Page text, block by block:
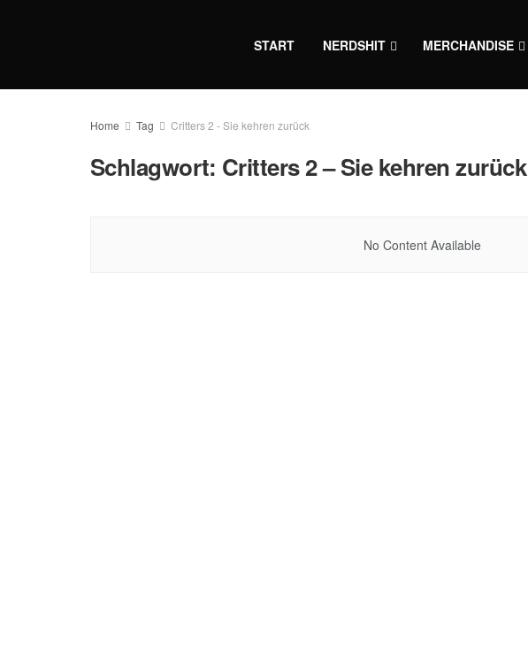
START NERDSHIT MERCHANDISE
Home Tag Critters 2 - Sie kehren zurück
Schlagwort: Critters 2 – Sie kehren zurück
No Content Available